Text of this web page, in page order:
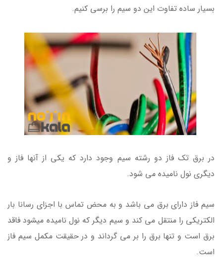
بسیار ساده تفاوت این دو سیم را برسی کنیم.
در برق تک فاز دو رشته سیم وجود دارد که یکی از آنها فاز و
دیگری نول نامیده می شود.
سیم فاز دارای برق می باشد و به محض تماس با اجزای رسانا بار
الکتریکی را منتقل می کند و سیم دیگر که نول نامیده میشود فاقد
برق است و تنها برق را بر می گرداند و در حقیقت مکمل سیم فاز
است.